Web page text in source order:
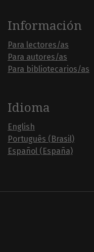
Información
Para lectores/as
Para autores/as
Para bibliotecarios/as
Idioma
English
Português (Brasil)
Español (España)